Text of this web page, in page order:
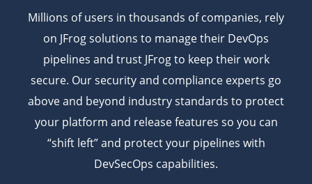
Millions of users in thousands of companies, rely
on JFrog solutions to manage their DevOps
pipelines and trust JFrog to keep their work
secure. Our security and compliance experts go
above and beyond industry standards to protect
your platform and releasefeatures so you can
“shift left” and protect your pipelines with
DevSecOps capabilities.